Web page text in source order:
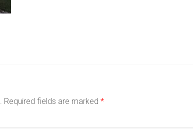
Required fields are marked *